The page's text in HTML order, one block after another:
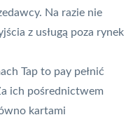
Na razie nie
z usługą poza rynek
Tap to pay pełnić
ich pośrednictwem
kartami